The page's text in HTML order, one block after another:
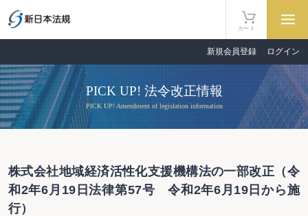
カート
新規会員登録 ログイン
PICK UP! 法令改正情報
PICK UP! Amendment of legislation information
株式会社地域経済活性化支援機構法の一部改正（令
和2年6月19日法律第57号 令和2年6月19日から施
行）